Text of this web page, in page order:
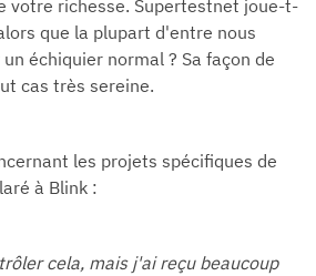
votre richesse. Supertestnet joue-t-
que la plupart d'entre nous
échiquier normal ? Sa façon de
cas très sereine.
les projets spécifiques de
à Blink :
cela, mais j'ai reçu beaucoup